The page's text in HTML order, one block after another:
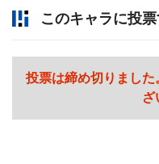
このキャラに投
投票は締め切りまし
ざ